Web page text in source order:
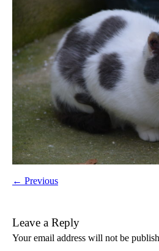
← Previous
Leave a Reply
Your email address will not be